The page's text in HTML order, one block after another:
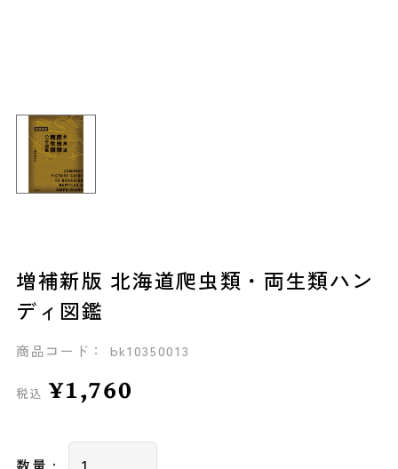
増補新版 北海道爬虫類・両生類ハン
ディ図鑑
商品コード： bk10350013
税込 ¥1,760
数量 :